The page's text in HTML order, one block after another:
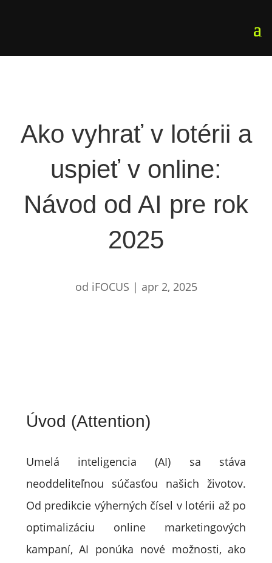
Ako vyhrať v lotérii a
uspieť v online:
Návod od AI pre rok
2025
od iFOCUS | apr 2, 2025
Úvod (Attention)
Umelá inteligencia (AI) sa stáva
neoddeliteľnou súčasťou našich životov.
Od predikcie výherných čísel v lotérii až po
optimalizáciu online marketingových
kampaní, AI ponúka nové možnosti, ako